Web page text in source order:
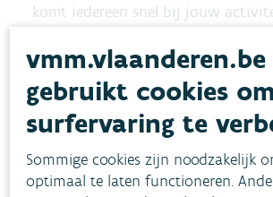
komt iedereen snel bij jouw
Ook voor extra ondersteuning kun
rekenen: je ontvangt gratis
(digitaal)campagnemateriaalom
promotie te ondersteunen. Met de
je voor een visuele link tussen
vmm.vlaanderen.be
gebruikt cookies
surfervaring te
Sommige cookies zijn noodzakelijk
optimaal te laten functioneren.